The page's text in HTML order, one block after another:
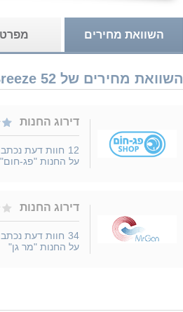
השוואת מחירים מפרט
השוואת מחירים של SmartAir CF-52LW-WH-RC NordicBreeze 52 נמכר ב 2 חנויות
דירוג החנות
12 חוות דעת
על החנות "פג-חום"
דירוג החנות
34 חוות דעת
על החנות "מר גן"